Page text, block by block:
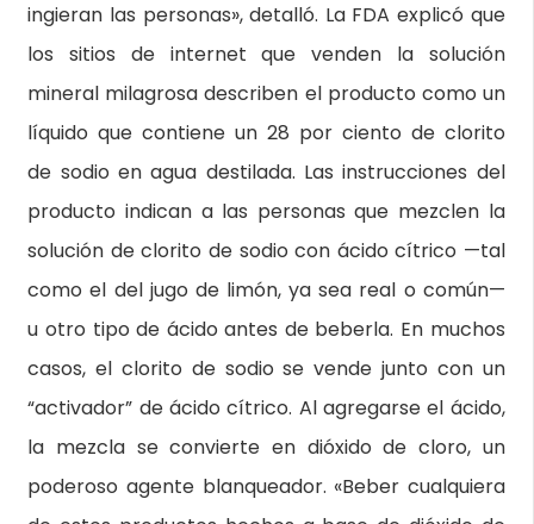
ingieran las personas», detalló. La FDA explicó que
los sitios de internet que venden la solución
mineral milagrosa describen el producto como un
líquido que contiene un 28 por ciento de clorito
de sodio en agua destilada. Las instrucciones del
producto indican a las personas que mezclen la
solución de clorito de sodio con ácido cítrico —tal
como el del jugo de limón, ya sea real o común—
u otro tipo de ácido antes de beberla. En muchos
casos, el clorito de sodio se vende junto con un
“activador” de ácido cítrico. Al agregarse el ácido,
la mezcla se convierte en dióxido de cloro, un
poderoso agente blanqueador. «Beber cualquiera